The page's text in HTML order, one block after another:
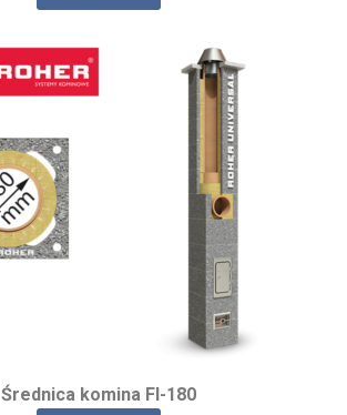
Średnica komina FI-180